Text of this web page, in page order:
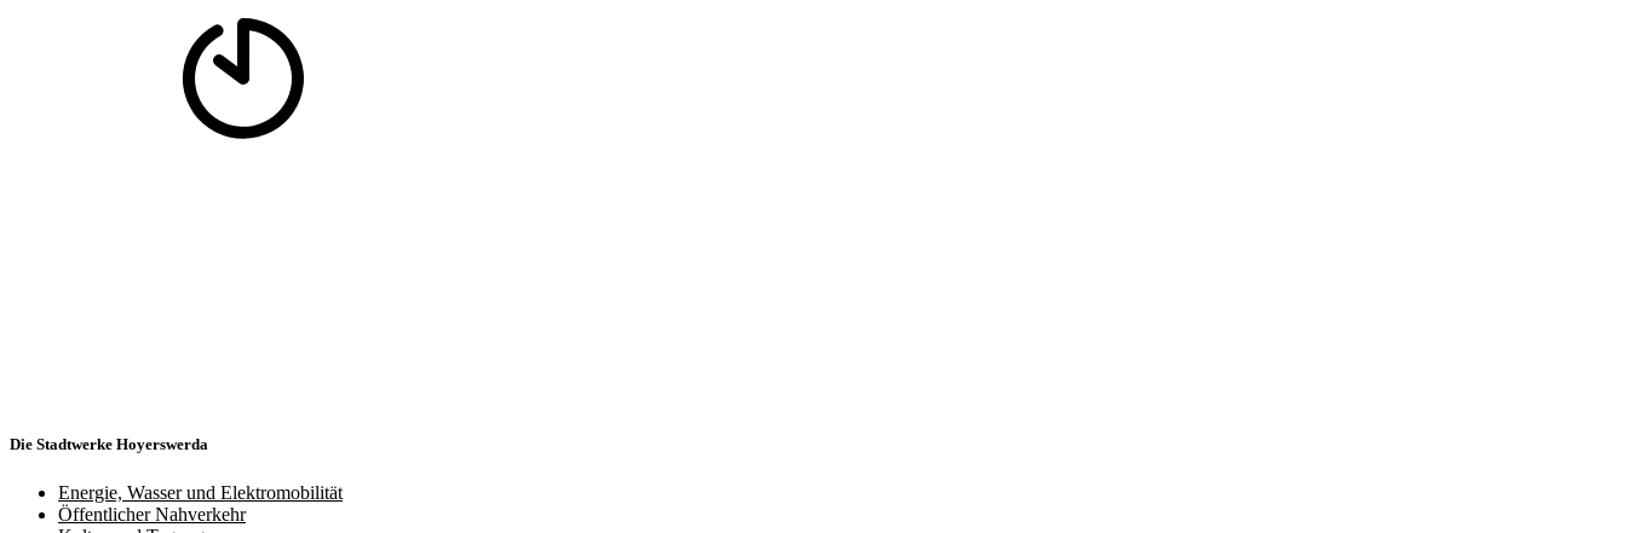
Die Stadtwerke Hoyerswerda
Energie, Wasser und Elektromobilität
Öffentlicher Nahverkehr